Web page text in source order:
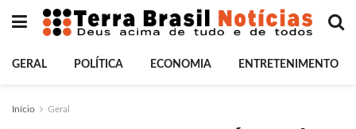
GERAL POLÍTICA ECONOMIA ENTRETENIMENTO
Início Geral